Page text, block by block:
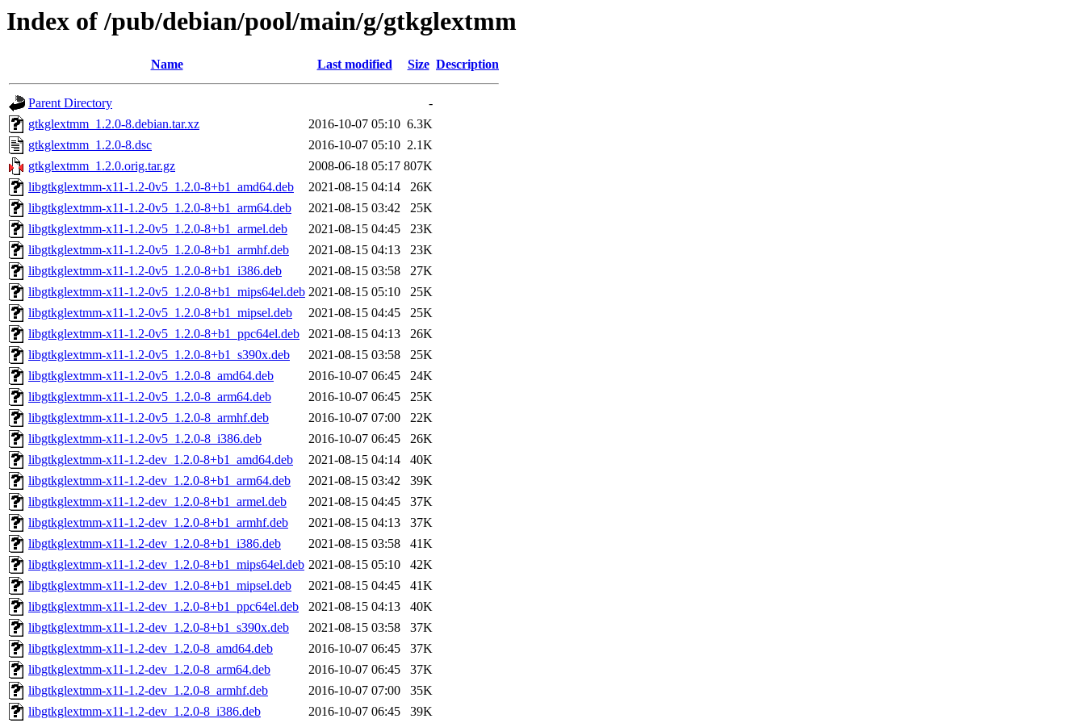
Index of /pub/debian/pool/main/g/gtkglextmm
Name Last modified Size Description
Parent Directory
-
gtkglextmm_1.2.0-8.debian.tar.xz
2016-10-07 05:10 6.3K
gtkglextmm_1.2.0-8.dsc
2016-10-07 05:10 2.1K
gtkglextmm_1.2.0.orig.tar.gz
2008-06-18 05:17 807K
libgtkglextmm-x11-1.2-0v5_1.2.0-8+b1_amd64.deb
2021-08-15 04:14
26K
libgtkglextmm-x11-1.2-0v5_1.2.0-8+b1_arm64.deb
2021-08-15 03:42
25K
libgtkglextmm-x11-1.2-0v5_1.2.0-8+b1_armel.deb
2021-08-15 04:45
23K
libgtkglextmm-x11-1.2-0v5_1.2.0-8+b1_armhf.deb
2021-08-15 04:13
23K
libgtkglextmm-x11-1.2-0v5_1.2.0-8+b1_i386.deb
2021-08-15 03:58
27K
libgtkglextmm-x11-1.2-0v5_1.2.0-8+b1_mips64el.deb 2021-08-15 05:10
25K
libgtkglextmm-x11-1.2-0v5_1.2.0-8+b1_mipsel.deb
2021-08-15 04:45
25K
libgtkglextmm-x11-1.2-0v5_1.2.0-8+b1_ppc64el.deb
2021-08-15 04:13
26K
libgtkglextmm-x11-1.2-0v5_1.2.0-8+b1_s390x.deb
2021-08-15 03:58
25K
libgtkglextmm-x11-1.2-0v5_1.2.0-8_amd64.deb
2016-10-07 06:45
24K
libgtkglextmm-x11-1.2-0v5_1.2.0-8_arm64.deb
2016-10-07 06:45
25K
libgtkglextmm-x11-1.2-0v5_1.2.0-8_armhf.deb
2016-10-07 07:00
22K
libgtkglextmm-x11-1.2-0v5_1.2.0-8_i386.deb
2016-10-07 06:45
26K
libgtkglextmm-x11-1.2-dev_1.2.0-8+b1_amd64.deb
2021-08-15 04:14
40K
libgtkglextmm-x11-1.2-dev_1.2.0-8+b1_arm64.deb
2021-08-15 03:42
39K
libgtkglextmm-x11-1.2-dev_1.2.0-8+b1_armel.deb
2021-08-15 04:45
37K
libgtkglextmm-x11-1.2-dev_1.2.0-8+b1_armhf.deb
2021-08-15 04:13
37K
libgtkglextmm-x11-1.2-dev_1.2.0-8+b1_i386.deb
2021-08-15 03:58
41K
libgtkglextmm-x11-1.2-dev_1.2.0-8+b1_mips64el.deb 2021-08-15 05:10
42K
libgtkglextmm-x11-1.2-dev_1.2.0-8+b1_mipsel.deb
2021-08-15 04:45
41K
libgtkglextmm-x11-1.2-dev_1.2.0-8+b1_ppc64el.deb
2021-08-15 04:13
40K
libgtkglextmm-x11-1.2-dev_1.2.0-8+b1_s390x.deb
2021-08-15 03:58
37K
libgtkglextmm-x11-1.2-dev_1.2.0-8_amd64.deb
2016-10-07 06:45
37K
libgtkglextmm-x11-1.2-dev_1.2.0-8_arm64.deb
2016-10-07 06:45
37K
libgtkglextmm-x11-1.2-dev_1.2.0-8_armhf.deb
2016-10-07 07:00
35K
libgtkglextmm-x11-1.2-dev_1.2.0-8_i386.deb
2016-10-07 06:45 39K